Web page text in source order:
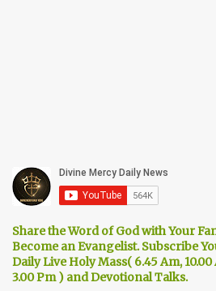
Share the Word of God with Your
Become an Evangelist. Subscribe
Daily Live Holy Mass( 6.45 Am,
3.00 Pm ) and Devotional Talks.